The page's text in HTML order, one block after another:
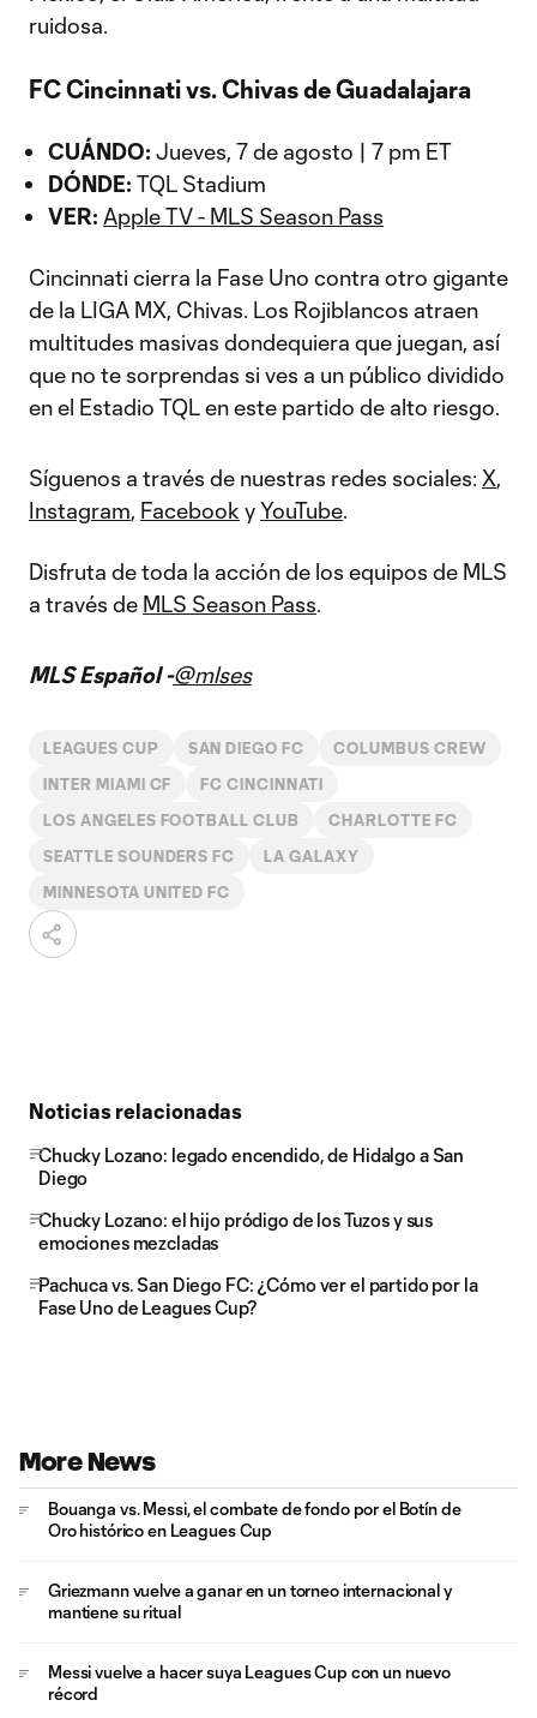
ruidosa.
FC Cincinnati vs. Chivas de Guadalajara
CUÁNDO: Jueves, 7 de agosto | 7 pm ET
DÓNDE: TQL Stadium
VER: Apple TV - MLS Season Pass
Cincinnati cierra la Fase Uno contra otro gigante
de la LIGA MX, Chivas. Los Rojiblancos atraen
multitudes masivas dondequiera que juegan, así
que no te sorprendas si ves a un público dividido
en el Estadio TQL en este partido de alto riesgo.
Síguenos a través de nuestras redes sociales: X,
Instagram, Facebook yYouTube.
Disfruta de toda la acción de los equipos de MLS
a través de MLS Season Pass.
MLS Español -@mlses
LEAGUES CUP SAN DIEGO FC COLUMBUS CREW
INTER MIAMI CF FC CINCINNATI
LOS ANGELES FOOTBALL CLUB CHARLOTTE FC
SEATTLE SOUNDERS FC LA GALAXY
MINNESOTA UNITED FC
Noticias relacionadas
Chucky Lozano: legado encendido, de Hidalgo a San
Diego
Chucky Lozano: el hijo pródigo de los Tuzos y sus
emociones mezcladas
Pachuca vs. San Diego FC: ¿Cómo ver el partido por la
Fase Uno de Leagues Cup?
More News
Bouanga vs. Messi, el combate de fondo por el Botín de
Oro histórico en Leagues Cup
Griezmann vuelve a ganar en un torneo internacional y
mantiene su ritual
Messi vuelve a hacer suya Leagues Cup con un nuevo
récord